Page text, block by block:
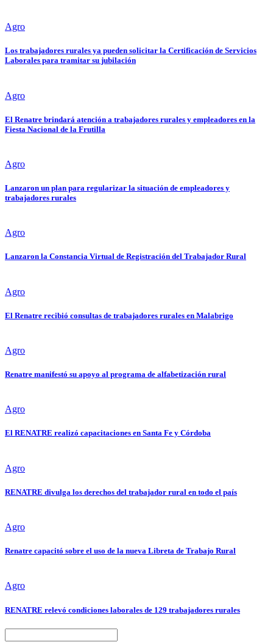
Agro
Los trabajadores rurales ya pueden solicitar la Certificación de Servicios
Laborales para tramitar su jubilación
Agro
El Renatre brindará atención a trabajadores rurales y empleadores en la
Fiesta Nacional de la Frutilla
Agro
Lanzaron un plan para regularizar la situación de empleadores y
trabajadores rurales
Agro
Lanzaron la Constancia Virtual de Registración del Trabajador Rural
Agro
El Renatre recibió consultas de trabajadores rurales en Malabrigo
Agro
Renatre manifestó su apoyo al programa de alfabetización rural
Agro
El RENATRE realizó capacitaciones en Santa Fe y Córdoba
Agro
RENATRE divulga los derechos del trabajador rural en todo el país
Agro
Renatre capacitó sobre el uso de la nueva Libreta de Trabajo Rural
Agro
RENATRE relevó condiciones laborales de 129 trabajadores rurales